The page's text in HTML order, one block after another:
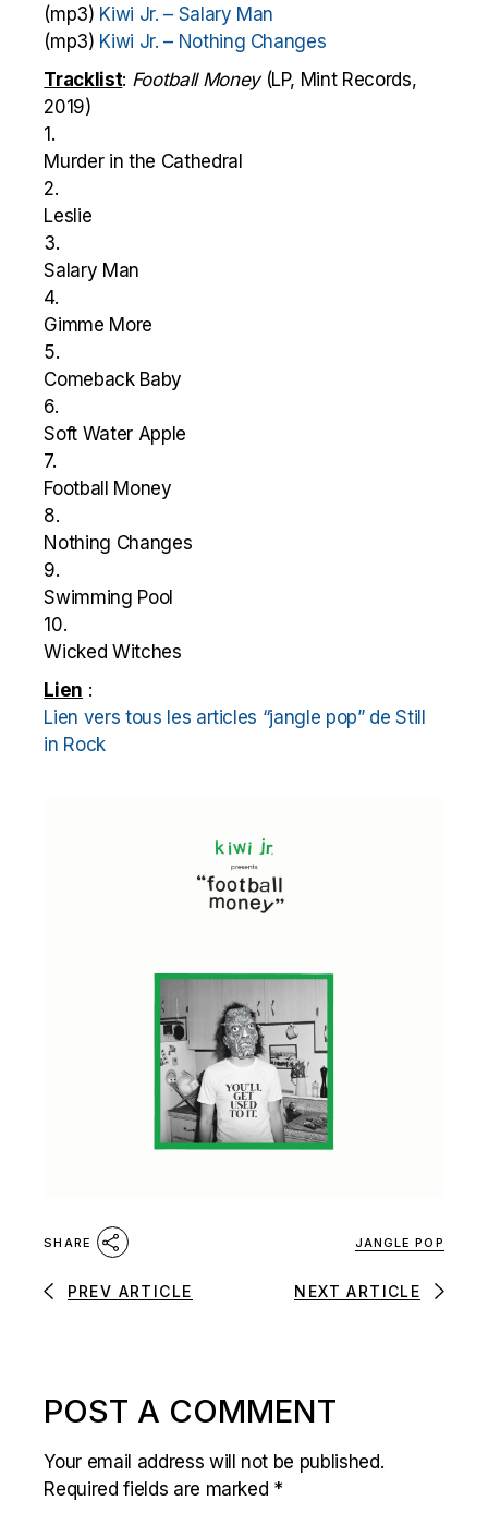
(mp3) Kiwi Jr. – Salary Man
(mp3) Kiwi Jr. – Nothing Changes
Tracklist: Football Money (LP, Mint Records,
2019)
1.
Murder in the Cathedral
2.
Leslie
3.
Salary Man
4.
Gimme More
5.
Comeback Baby
6.
Soft Water Apple
7.
Football Money
8.
Nothing Changes
9.
Swimming Pool
10.
Wicked Witches
Lien :
Lien vers tous les articles “jangle pop” de Still
in Rock
SHARE JANGLE POP
PREV ARTICLE NEXT ARTICLE
POST A COMMENT
Your email address will not be published.
Required fields are marked *